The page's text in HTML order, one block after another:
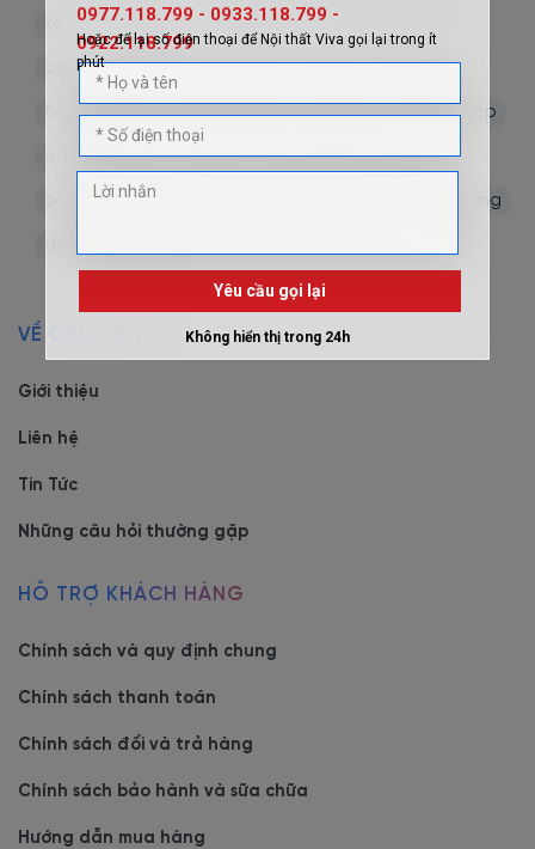
kệ tivi treo tường bộ bàn ăn
bàn ăn mặt đá bàn thờ tủ thờ tủ bếp
tủ bếp chữ L tủ bếp nhựa tủ chén tủ giày dép
bàn làm việc tủ rượu thi công nội thất
combo nội thất tủ cầu thang
VỀ CHÚNG TÔI
Giới thiệu
Liên hệ
Tin Tức
Những câu hỏi thường gặp
HỖ TRỢ KHÁCH HÀNG
Chính sách và quy định chung
Chính sách thanh toán
Chính sách đổi và trả hàng
Chính sách bảo hành và sữa chữa
Hướng dẫn mua hàng